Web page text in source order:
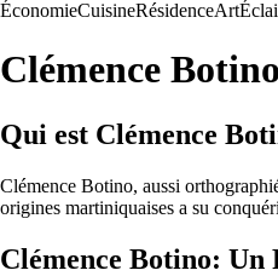
ÉconomieCuisineRésidenceArt
Clémence
Qui est Clémence
Clémence Botino, aussi
origines martiniquaises a su
Clémence Botino: